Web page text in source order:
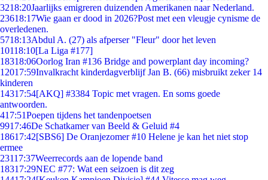
3218:20Jaarlijks emigreren duizenden Amerikanen naar Nederland.
23618:17Wie gaan er dood in 2026?Post met een vleugje cynisme de
overledenen.
5718:13Abdul A. (27) als afperser "Fleur" door het leven
10118:10[La Liga #177]
18318:06Oorlog Iran #136 Bridge and powerplant day incoming?
12017:59Invalkracht kinderdagverblijf Jan B. (66) misbruikt zeker 14
kinderen
14317:54[AKQ] #3384 Topic met vragen. En soms goede
antwoorden.
417:51Poepen tijdens het tandenpoetsen
9917:46De Schatkamer van Beeld & Geluid #4
18617:42[SBS6] De Oranjezomer #10 Helene je kan het niet stop
ermee
23117:37Weerrecords aan de lopende band
18317:29NEC #77: Wat een seizoen is dit zeg